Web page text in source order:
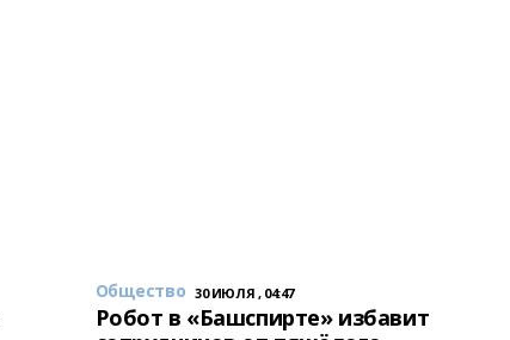
Общество 30 ИЮЛЯ , 04:47
Робот в «Башспирте» избавит